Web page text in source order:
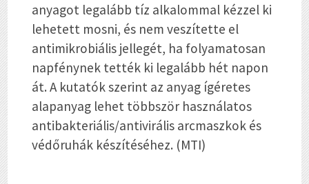
anyagot legalább tíz alkalommal kézzel ki
lehetett mosni, és nem veszítette el
antimikrobiális jellegét, ha folyamatosan
napfénynek tették ki legalább hét napon
át. A kutatók szerint az anyag ígéretes
alapanyag lehet többször használatos
antibakteriális/antivirális arcmaszkok és
védőruhák készítéséhez. (MTI)